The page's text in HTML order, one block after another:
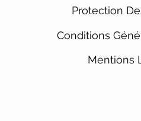
Protection
Conditions
Mentions